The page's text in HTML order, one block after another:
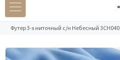
Каталог
Футер 3-х ниточный с/н Небесный 3СН040